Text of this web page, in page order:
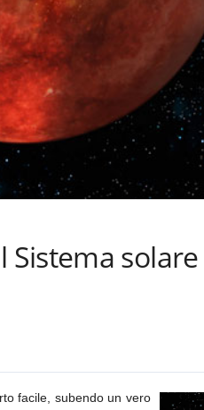
solare
facile, subendo un vero